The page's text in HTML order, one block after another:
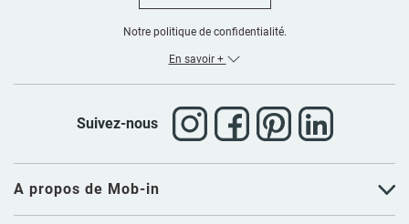
A propos de Mob-in
Notre politique de confidentialité.
En savoir +
Suivez-nous